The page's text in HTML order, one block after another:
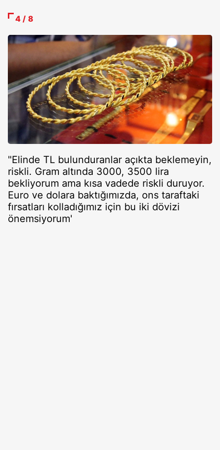
4 / 8
"Elinde TL bulunduranlar açıkta beklemeyin,
riskli. Gram altında 3000, 3500 lira
bekliyorum ama kısa vadede riskli duruyor.
Euro ve dolara baktığımızda, ons taraftaki
fırsatları kolladığımız için bu iki dövizi
önemsiyorum'